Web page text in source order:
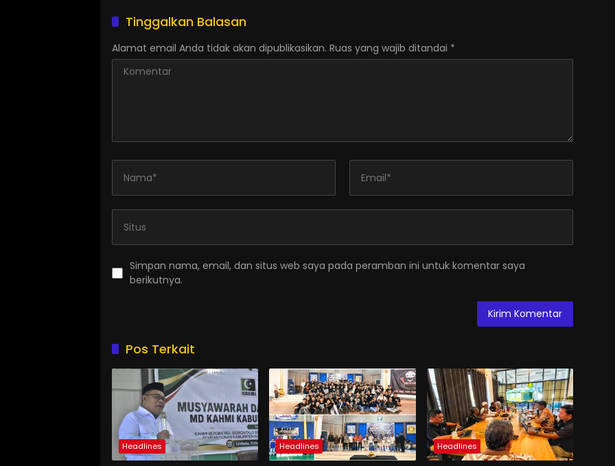
Tinggalkan Balasan
Alamat email Anda tidak akan dipublikasikan. Ruas yang wajib ditandai *
Simpan nama, email, dan situs web saya pada peramban ini untuk komentar saya
berikutnya.
Pos Terkait
Headlines Headlines Headlines